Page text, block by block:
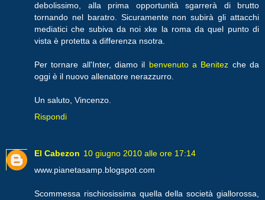
debolissimo, alla prima opportunità sgarrerà di brutto
tornando nel baratro. Sicuramente non subirà gli attacchi
mediatici che subiva da noi xke la roma da quel punto di
vista è protetta a differenza nsotra.
Per tornare all'Inter, diamo il benvenuto a Benitez che da
oggi è il nuovo allenatore nerazzurro.
Un saluto, Vincenzo.
Rispondi
El Cabezon 10 giugno 2010 alle ore 17:14
www.pianetasamp.blogspot.com
Scommessa rischiosissima quella della società giallorossa,